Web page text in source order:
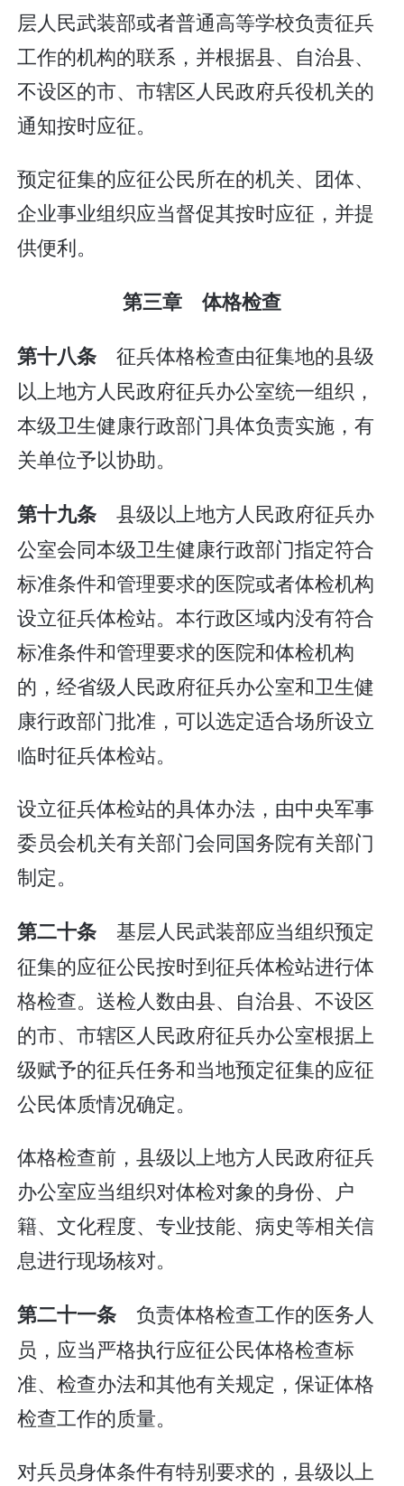
层人民武装部或者普通高等学校负责征兵
工作的机构的联系，并根据县、自治县、
不设区的市、市辖区人民政府兵役机关的
通知按时应征。
预定征集的应征公民所在的机关、团体、
企业事业组织应当督促其按时应征，并提
供便利。
第三章 体格检查
第十八条 征兵体格检查由征集地的县级
以上地方人民政府征兵办公室统一组织，
本级卫生健康行政部门具体负责实施，有
关单位予以协助。
第十九条 县级以上地方人民政府征兵办
公室会同本级卫生健康行政部门指定符合
标准条件和管理要求的医院或者体检机构
设立征兵体检站。本行政区域内没有符合
标准条件和管理要求的医院和体检机构
的，经省级人民政府征兵办公室和卫生健
康行政部门批准，可以选定适合场所设立
临时征兵体检站。
设立征兵体检站的具体办法，由中央军事
委员会机关有关部门会同国务院有关部门
制定。
第二十条 基层人民武装部应当组织预定
征集的应征公民按时到征兵体检站进行体
格检查。送检人数由县、自治县、不设区
的市、市辖区人民政府征兵办公室根据上
级赋予的征兵任务和当地预定征集的应征
公民体质情况确定。
体格检查前，县级以上地方人民政府征兵
办公室应当组织对体检对象的身份、户
籍、文化程度、专业技能、病史等相关信
息进行现场核对。
第二十一条 负责体格检查工作的医务人
员，应当严格执行应征公民体格检查标
准、检查办法和其他有关规定，保证体格
检查工作的质量。
对兵员身体条件有特别要求的，县级以上